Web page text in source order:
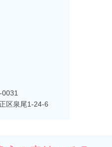
0031
区泉尾1-24-6